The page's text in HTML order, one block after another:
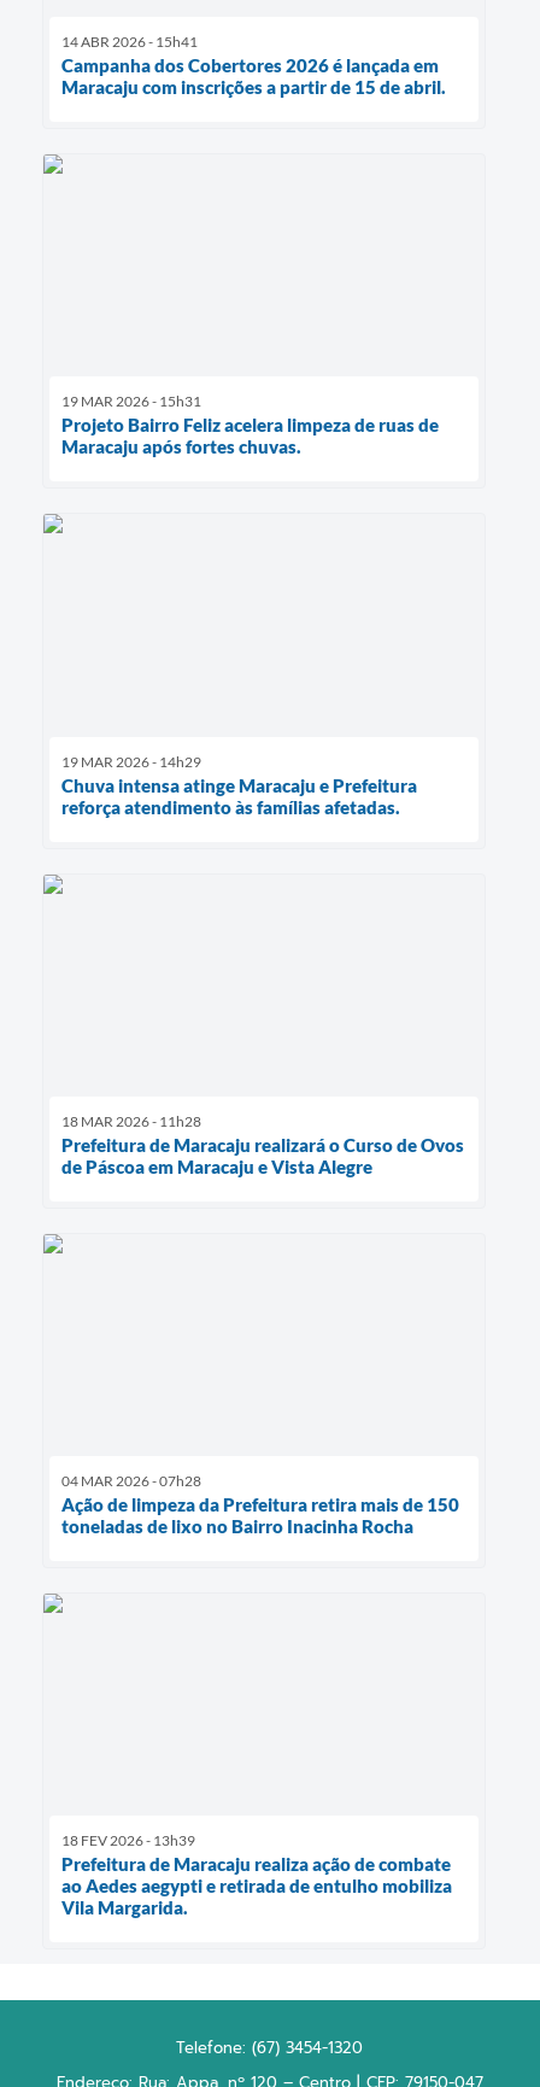
14 ABR 2026 - 15h41
Campanha dos Cobertores 2026 é lançada em
Maracaju com inscrições a partir de 15 de abril.
19 MAR 2026 - 15h31
Projeto Bairro Feliz acelera limpeza de ruas de
Maracaju após fortes chuvas.
19 MAR 2026 - 14h29
Chuva intensa atinge Maracaju e Prefeitura
reforça atendimento às famílias afetadas.
18 MAR 2026 - 11h28
Prefeitura de Maracaju realizará o Curso de Ovos
de Páscoa em Maracaju e Vista Alegre
04 MAR 2026 - 07h28
Ação de limpeza da Prefeitura retira mais de 150
toneladas de lixo no Bairro Inacinha Rocha
18 FEV 2026 - 13h39
Prefeitura de Maracaju realiza ação de combate
ao Aedes aegypti e retirada de entulho mobiliza
Vila Margarida.
Telefone: (67) 3454-1320